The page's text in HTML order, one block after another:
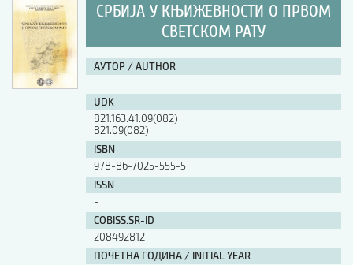
СРБИЈА У КЊИЖЕВНОСТИ О ПРВОМ
СВЕТСКОМ РАТУ
АУТОР / AUTHOR
-
UDK
821.163.41.09(082)
821.09(082)
ISBN
978-86-7025-555-5
ISSN
-
COBISS.SR-ID
208492812
ПОЧЕТНА ГОДИНА / INITIAL YEAR